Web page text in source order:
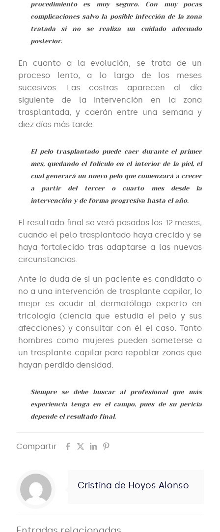
procedimiento es muy seguro. Con muy pocas
complicaciones salvo la posible infección de la zona
tratada si no se realiza un cuidado adecuado
posterior.
En cuanto a la evolución, se trata de un
proceso lento, a lo largo de los meses
sucesivos. Las costras aparecen al día
siguiente de la intervención en la zona
trasplantada, y caerán entre una semana y
diez días más tarde.
El pelo trasplantado puede caer durante el primer
mes, quedando el folículo en el interior de la piel, el
cual generará un nuevo pelo que comenzará a crecer
a partir del tercer o cuarto mes desde la
intervención y de forma progresiva hasta el año.
El resultado final se verá pasados los 12 meses,
cuando el pelo trasplantado haya crecido y se
haya fortalecido tras adaptarse a las nuevas
circunstancias.
Ante la duda de si un paciente es candidato o
no a una intervención de trasplante capilar, lo
mejor es acudir al dermatólogo experto en
tricología (ciencia que estudia el pelo y sus
afecciones) y consultar con él el caso. Tanto
hombres como mujeres pueden someterse a
un trasplante capilar para repoblar zonas que
hayan perdido densidad.
Siempre se debe buscar al profesional que más
experiencia tenga en el campo, pues de su pericia
depende el resultado final.
Compartir
Cristina de Hoyos Alonso